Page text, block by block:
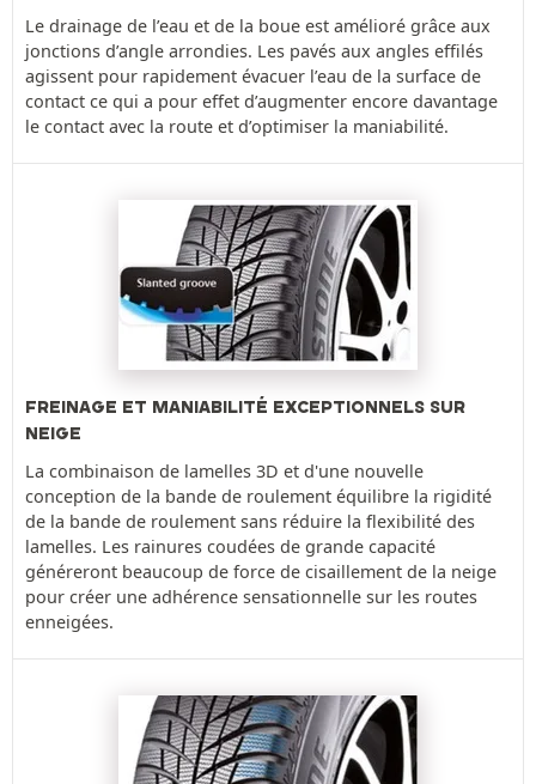
Le drainage de l’eau et de la boue est amélioré grâce aux
jonctions d’angle arrondies. Les pavés aux angles effilés
agissent pour rapidement évacuer l’eau de la surface de
contact ce qui a pour effet d’augmenter encore davantage
le contact avec la route et d’optimiser la maniabilité.
FREINAGE ET MANIABILITÉ EXCEPTIONNELS SUR
NEIGE
La combinaison de lamelles 3D et d'une nouvelle
conception de la bande de roulement équilibre la rigidité
de la bande de roulement sans réduire la flexibilité des
lamelles. Les rainures coudées de grande capacité
généreront beaucoup de force de cisaillement de la neige
pour créer une adhérence sensationnelle sur les routes
enneigées.